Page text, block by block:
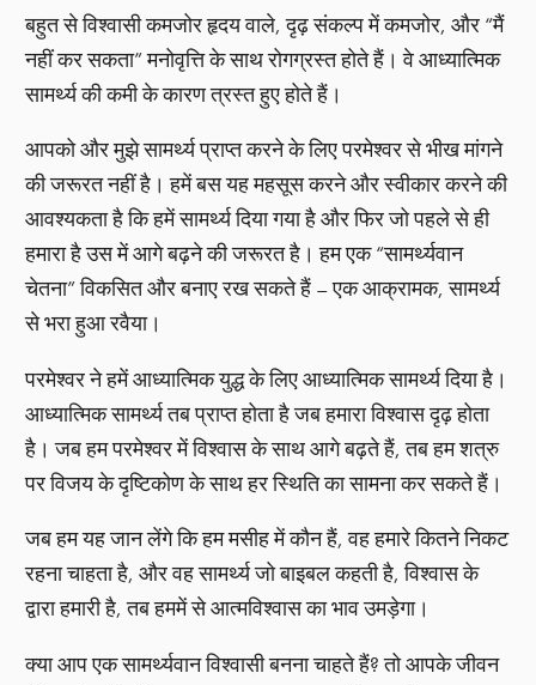
बहुत से विश्वासी कमजोर हृदय वाले, दृढ़ संकल्प में कमजोर, और “मैं
नहीं कर सकता” मनोवृत्ति के साथ रोगग्रस्त होते हैं। वे आध्यात्मिक
सामर्थ्य की कमी के कारण त्रस्त हुए होते हैं।
आपको और मुझे सामर्थ्य प्राप्त करने के लिए परमेश्वर से भीख मांगने
की जरूरत नहीं है। हमें बस यह महसूस करने और स्वीकार करने की
आवश्यकता है कि हमें सामर्थ्य दिया गया है और फिर जो पहले से ही
हमारा है उस में आगे बढ़ने की जरूरत है। हम एक “सामर्थ्यवान
चेतना” विकसित और बनाए रख सकते हैं – एक आक्रामक, सामर्थ्य
से भरा हुआ रवैया।
परमेश्वर ने हमें आध्यात्मिक युद्ध के लिए आध्यात्मिक सामर्थ्य दिया है।
आध्यात्मिक सामर्थ्य तब प्राप्त होता है जब हमारा विश्वास दृढ़ होता
है। जब हम परमेश्वर में विश्वास के साथ आगे बढ़ते हैं, तब हम शत्रु
पर विजय के दृष्टिकोण के साथ हर स्थिति का सामना कर सकते हैं।
जब हम यह जान लेंगे कि हम मसीह में कौन हैं, वह हमारे कितने निकट
रहना चाहता है, और वह सामर्थ्य जो बाइबल कहती है, विश्वास के
द्वारा हमारी है, तब हममें से आत्मविश्वास का भाव उमड़ेगा।
क्या आप एक सामर्थ्यवान विश्वासी बनना चाहते हैं? तो आपके जीवन